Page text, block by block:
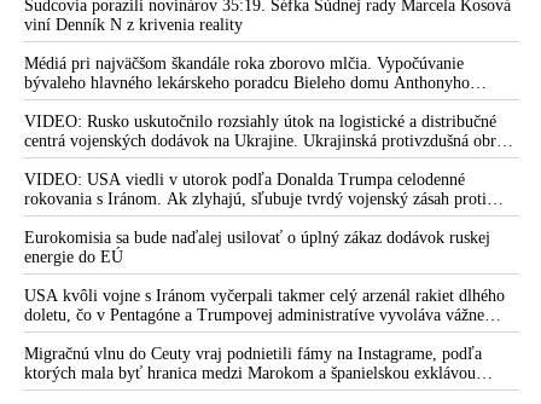
Sudcovia porazili novinárov 35:19. Šéfka Súdnej rady Marcela Kosová
viní Denník N z krivenia reality
Médiá pri najväčšom škandále roka zborovo mlčia. Vypočúvanie
bývaleho hlavného lekárskeho poradcu Bieleho domu Anthonyho
Fauciho pred výborom amerického Senátu väčšina médií ignorovala
VIDEO: Rusko uskutočnilo rozsiahly útok na logistické a distribučné
centrá vojenských dodávok na Ukrajine. Ukrajinská protivzdušná obrana
nedokázala počas ničivého nočného útoku na Kyjev a jeho okolie
zachytiť ani jednu ruskú raketu
VIDEO: USA viedli v utorok podľa Donalda Trumpa celodenné
rokovania s Iránom. Ak zlyhajú, sľubuje tvrdý vojenský zásah proti
Teheránu
Eurokomisia sa bude naďalej usilovať o úplný zákaz dodávok ruskej
energie do EÚ
USA kvôli vojne s Iránom vyčerpali takmer celý arzenál rakiet dlhého
doletu, čo v Pentagóne a Trumpovej administratíve vyvoláva vážne
obavy o bojaschopnosť americkej armády v prípade vypuknutia
konfliktu s Čínou alebo Ruskom
Migračnú vlnu do Ceuty vraj podnietili fámy na Instagrame, podľa
ktorých mala byť hranica medzi Marokom a španielskou exklávou
otvorená